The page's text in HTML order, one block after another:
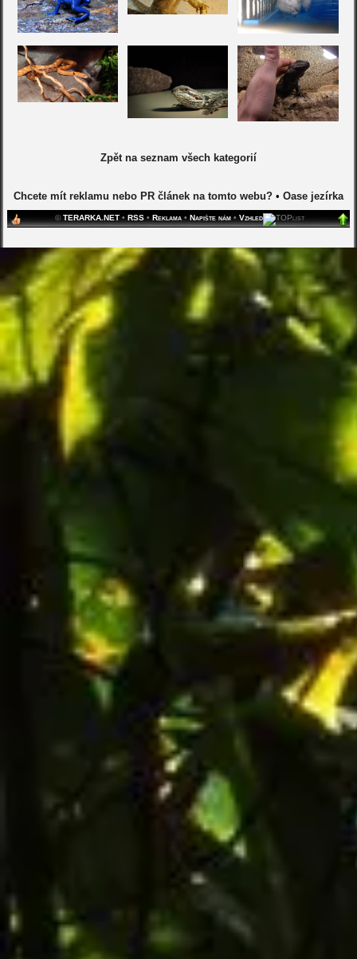
Zpět na seznam všech kategorií
Chcete mít reklamu nebo PR článek na tomto webu?• Oase jezírka
©TERARKA.NET• RSS• Reklama• Napište nám• Vzhled